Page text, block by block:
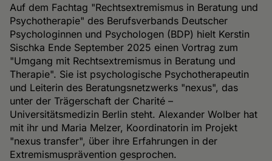
Auf dem Fachtag "Rechtsextremismus in Beratung und
Psychotherapie" des Berufsverbands Deutscher
Psychologinnen und Psychologen (BDP) hielt Kerstin
Sischka Ende September 2025 einen Vortrag zum
"Umgang mit Rechtsextremismus in Beratung und
Therapie". Sie ist psychologische Psychotherapeutin
und Leiterin des Beratungsnetzwerks "nexus", das
unter der Trägerschaft der Charité –
Universitätsmedizin Berlin steht. Alexander Wolber hat
mit ihr und Maria Melzer, Koordinatorin im Projekt
"nexus transfer", über ihre Erfahrungen in der
Extremismusprävention gesprochen.